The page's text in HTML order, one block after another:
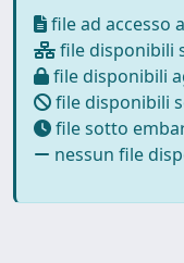
file ad accesso
file disponibili
file disponibili
file disponibili
file sotto
nessun file